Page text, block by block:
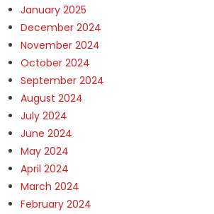
January 2025
December 2024
November 2024
October 2024
September 2024
August 2024
July 2024
June 2024
May 2024
April 2024
March 2024
February 2024